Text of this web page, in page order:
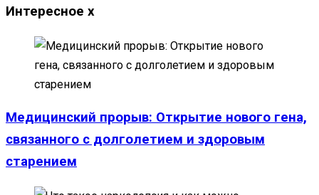
Интересное x
Медицинский прорыв: Открытие нового гена,
связанного с долголетием и здоровым
старением